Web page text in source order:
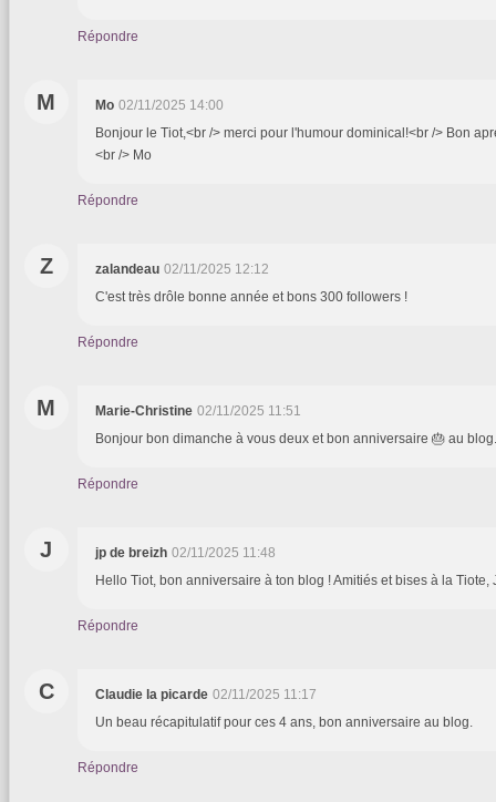
Répondre
M Mo 02/11/2025 14:00
Bonjour le Tiot,<br /> merci pour l'humour dominical!<br /> Bon
<br /> Mo
Répondre
Z zalandeau 02/11/2025 12:12
C'est très drôle bonne année et bons 300 followers !
Répondre
M Marie-Christine 02/11/2025 11:51
Bonjour bon dimanche à vous deux et bon anniversaire 🎂 au blog.
Répondre
J jp de breizh 02/11/2025 11:48
Hello Tiot, bon anniversaire à ton blog ! Amitiés et bises à la Tiote,
Répondre
C Claudie la picarde 02/11/2025 11:17
Un beau récapitulatif pour ces 4 ans, bon anniversaire au blog.
Répondre